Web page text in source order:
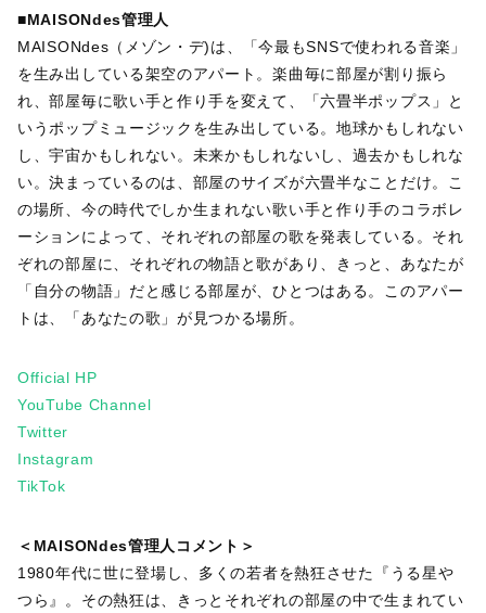
■MAISONdes管理人
MAISONdes（メゾン・デ)は、「今最もSNSで使われる音楽」
を生み出している架空のアパート。楽曲毎に部屋が割り振ら
れ、部屋毎に歌い手と作り手を変えて、「六畳半ポップス」と
いうポップミュージックを生み出している。地球かもしれない
し、宇宙かもしれない。未来かもしれないし、過去かもしれな
い。決まっているのは、部屋のサイズが六畳半なことだけ。こ
の場所、今の時代でしか生まれない歌い手と作り手のコラボレ
ーションによって、それぞれの部屋の歌を発表している。それ
ぞれの部屋に、それぞれの物語と歌があり、きっと、あなたが
「自分の物語」だと感じる部屋が、ひとつはある。このアパー
トは、「あなたの歌」が見つかる場所。
Official HP
YouTube Channel
Twitter
Instagram
TikTok
＜MAISONdes管理人コメント＞
1980年代に世に登場し、多くの若者を熱狂させた『うる星や
つら』。その熱狂は、きっとそれぞれの部屋の中で生まれてい